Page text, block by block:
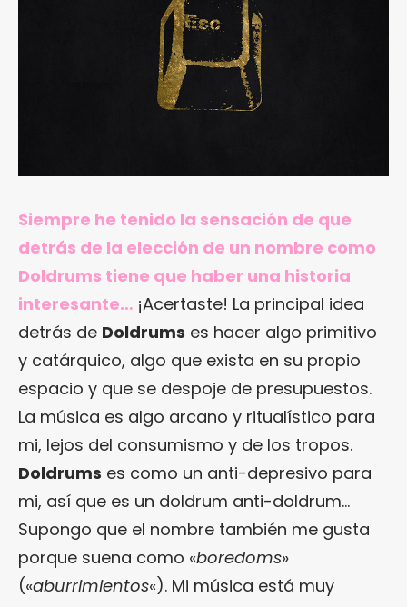
Siempre he tenido la sensación de que
detrás de la elección de un nombre como
Doldrums tiene que haber una historia
interesante… ¡Acertaste! La principal idea
detrás de Doldrums es hacer algo primitivo
y catárquico, algo que exista en su propio
espacio y que se despoje de presupuestos.
La música es algo arcano y ritualístico para
mi, lejos del consumismo y de los tropos.
Doldrums es como un anti-depresivo para
mi, así que es un doldrum anti-doldrum…
Supongo que el nombre también me gusta
porque suena como «boredoms»
(«aburrimientos«). Mi música está muy